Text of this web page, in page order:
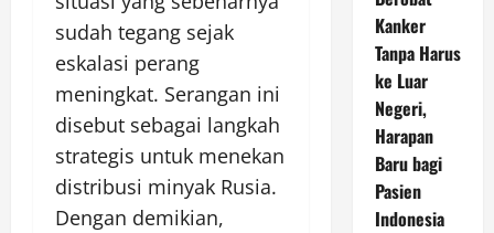
sudah tegang sejak
eskalasi perang
meningkat. Serangan ini
disebut sebagai langkah
strategis untuk menekan
distribusi minyak Rusia.
Dengan demikian,
Kanker
Tanpa Harus
ke Luar
Negeri,
Harapan
Baru bagi
Pasien
Indonesia